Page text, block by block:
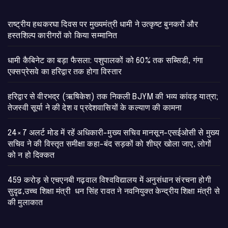
राष्ट्रीय हथकरघा दिवस पर मुख्यमंत्री धामी ने उत्कृष्ट बुनकरों और
हस्तशिल्प कारीगरों को किया सम्मानित
​धामी कैबिनेट का बड़ा फैसला: पशुपालकों को 60% तक सब्सिडी, गंगा
एक्सप्रेसवे का हरिद्वार तक होगा विस्तार
​हरिद्वार से वीरभद्र (ऋषिकेश) तक निकली BJYM की भव्य कांवड़ यात्रा;
तेजस्वी सूर्या ने की देश व प्रदेशवासियों के कल्याण की कामना
24×7 अलर्ट मोड में रहें अधिकारी-मुख्य सचिव मानसून-एसईओसी से मुख्य
सचिव ने की विस्तृत समीक्षा कहा-बंद सड़कों को शीघ्र खोला जाए, लोगों
को न हो दिक्कत
459 करोड़ से एचएनबी गढ़वाल विश्वविद्यालय में अनुसंधान संरचना होगी
सुदृढ,उच्च शिक्षा मंत्री धन सिंह रावत ने नवनियुक्त केन्द्रीय शिक्षा मंत्री से
की मुलाकात